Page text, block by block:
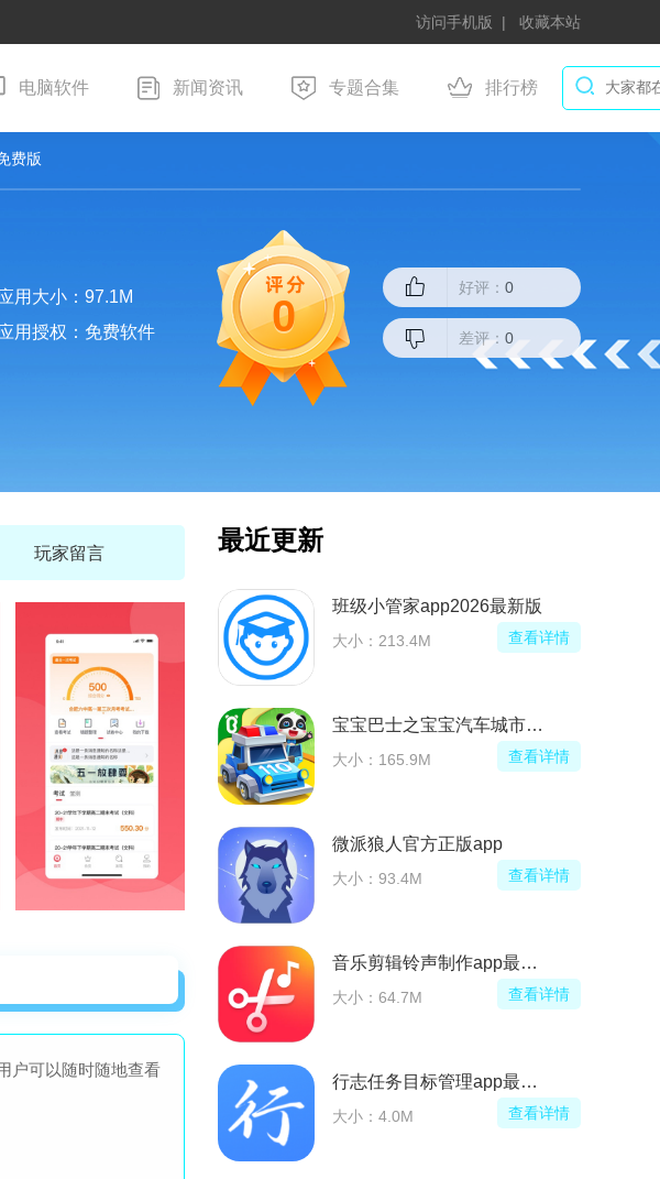
访问手机版 收藏本站
电脑软件 新闻资讯 专题合集 排行榜
费版
用大小：97.1M
用授权：免费软件 0
好评： 0
差评： 0
玩家留言
户可以随时随地查看
最近更新
国航官方app客户端
186.7M 查看详情
APP官方正版
：274.3M 查看详情
官方正版
39.6M 查看详情
查看详情
之家软件官方版
班级小管家app2026最新版
大小：213.4M 查看详情
宝宝巴士之宝宝汽车城市最新版
大小：165.9M 查看详情
微派狼人官方正版app
大小：93.4M 查看详情
音乐剪辑铃声制作app最新版
大小：64.7M 查看详情
行志任务目标管理app最新版
大小：4.0M 查看详情